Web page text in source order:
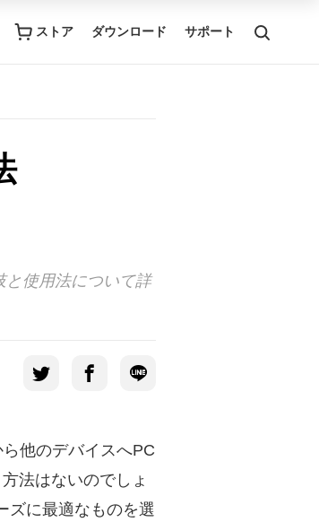
ストア ダウンロード サポート
と使用法について詳
他のデバイスへPC
法はないのでしょ
ズに最適なものを選